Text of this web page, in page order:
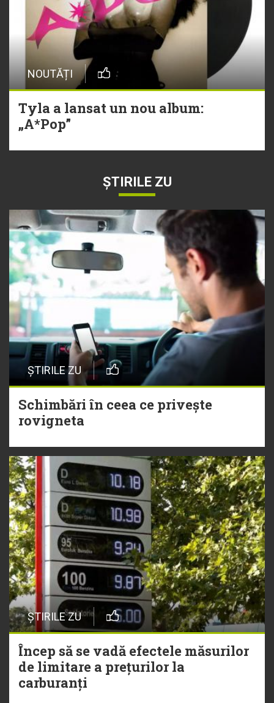
NOUTĂȚI
Tyla a lansat un nou album:
„A*Pop”
ȘTIRILE ZU
ȘTIRILE ZU
Schimbări în ceea ce privește
rovigneta
ȘTIRILE ZU
Încep să se vadă efectele măsurilor
de limitare a prețurilor la
carburanți